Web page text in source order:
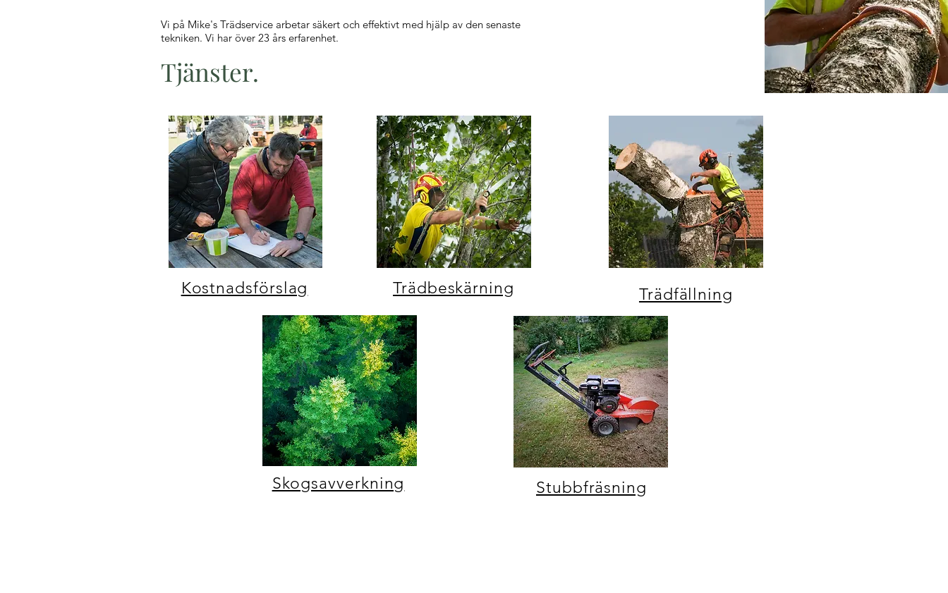
Vi på Mike's Trädservice arbetar säkert och effektivt med hjälp av den senaste
tekniken. Vi har över 23 års erfarenhet.
Tjänster.
Kostnadsförslag Trädbeskärning Trädfällning
Skogsavverkning Stubbfräsning